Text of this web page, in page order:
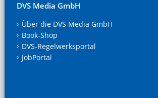
DVS Media GmbH
Über die DVS Media GmbH
Book-Shop
DVS-Regelwerksportal
JobPortal